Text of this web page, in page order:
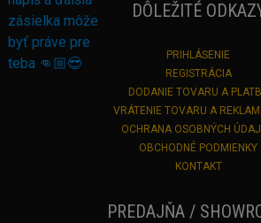
DÔLEŽITÉ
PRIHLÁSENIE
REGISTRÁCIA
DODANIE TOVARU A
VRÁTENIE TOVARU A
OCHRANA OSOBNÝCH
OBCHODNÉ PODMIENKY
KONTAKT
PREDAJŇA /